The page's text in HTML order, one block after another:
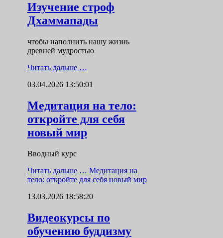
Изучение строф
Дхаммапады
чтобы наполнить нашу жизнь
древней мудростью
Читать дальше …
03.04.2026 13:50:01
Медитация на тело:
откройте для себя
новый мир
Вводный курс
Читать дальше … Медитация на
тело: откройте для себя новый мир
13.03.2026 18:58:20
Видеокурсы по
обучению буддизму